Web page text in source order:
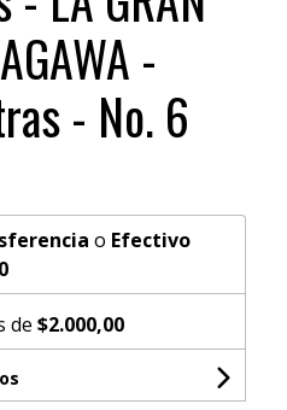
-
- No. 6
o Efectivo
de $2.000,00